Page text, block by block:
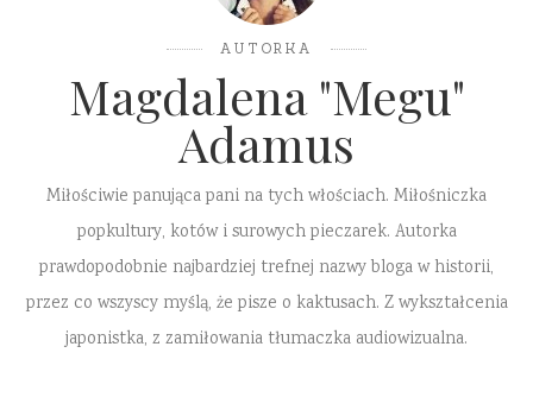
AUTORKA
Magdalena "Megu"
Adamus
Miłościwie panująca pani na tych włościach. Miłośniczka
popkultury, kotów i surowych pieczarek. Autorka
prawdopodobnie najbardziej trefnej nazwy bloga w historii,
przez co wszyscy myślą, że pisze o kaktusach. Z wykształcenia
japonistka, z zamiłowania tłumaczka audiowizualna.